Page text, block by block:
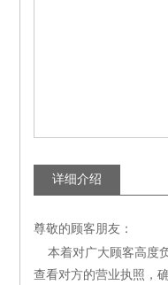
详细介绍
尊敬的顾客朋友：
本着对广大顾客高度
查看对方的营业执照，